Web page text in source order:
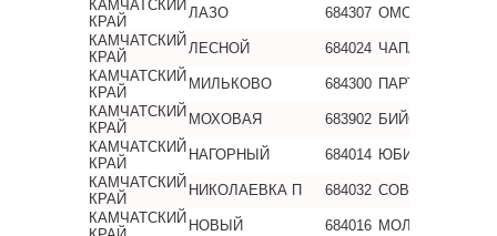
КАМЧАТСКИЙ
КРАЙ
ЛАЗО 684307 ОМСКАЯ
КАМЧАТСКИЙ
КРАЙ
ЛЕСНОЙ 684024 ЧАПАЕВА
КАМЧАТСКИЙ
КРАЙ
МИЛЬКОВО 684300 ПАРТИЗАНСКАЯ
КАМЧАТСКИЙ
КРАЙ
МОХОВАЯ 683902 БИЙСКАЯ
КАМЧАТСКИЙ
КРАЙ
НАГОРНЫЙ 684014 ЮБИЛЕЙНАЯ
КАМЧАТСКИЙ
КРАЙ
НИКОЛАЕВКА П 684032 СОВЕТСКАЯ
КАМЧАТСКИЙ НОВЫЙ 684016 МОЛОДЕЖНАЯ